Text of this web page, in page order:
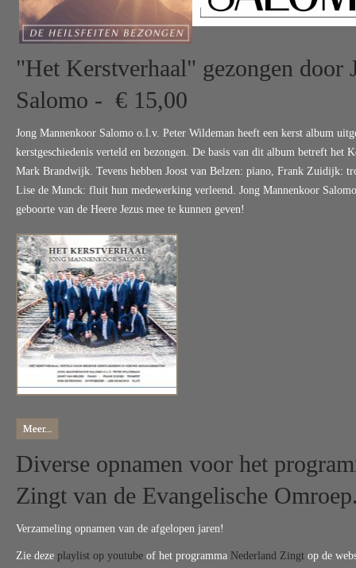
"Het Kerstverhaal" gezongen door
Salomo - € 15,00
Jong Mannenkoor Salomo o.l.v. Peter Wildeman heeft een kerst album
kerstgeschiedenis verteld en bezongen. De basis van dit album betreft het
Mark Brandwijk. Tevens hebben Joost van Belzen: piano, Frank Zuidijk:
Lise de Munck: fluit hun medewerking verleend. Jong Mannenkoor
geboorte van de Heere Jezus mee te kunnen geven!
Meer...
Diverse opnamen voor het
Zingt van de Evangelische
Verzameling opnamen van de afgelopen jaren!
Zie deze playlist op youtube of het programma Nederland Zingt op de